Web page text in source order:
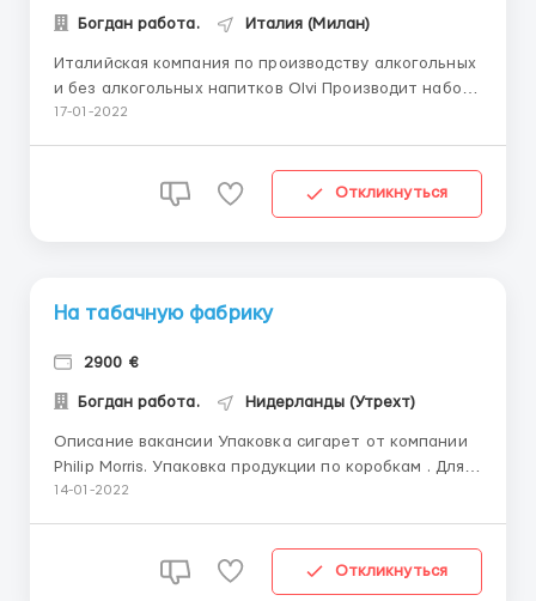
Богдан работа. Италия (Милан)
Италийская компания по производству алкогольных
и без алкогольных напитков Olvi Производит набор
сотрудников на следующие вакансии:
брак(12-14 евро в час) -разнорабочие(12-14 евро в
17-01-2022
Откликнуться
На табачную фабрику
2900 €
Богдан работа. Нидерланды (Утрехт)
Описание вакансии Упаковка сигарет от компании
Philip Morris. Упаковка продукции по коробкам . Для
граждан Грузии , Молдовы ,Украины и остальных
работать . Оплата : 15,€ /час чистыми График : 5
14-01-2022
Откликнуться